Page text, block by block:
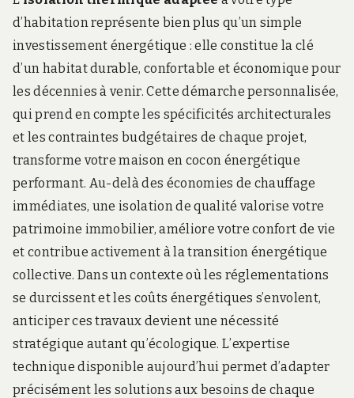
d’habitation représente bien plus qu’un simple
investissement énergétique : elle constitue la clé
d’un habitat durable, confortable et économique pour
les décennies à venir. Cette démarche personnalisée,
qui prend en compte les spécificités architecturales
et les contraintes budgétaires de chaque projet,
transforme votre maison en cocon énergétique
performant. Au-delà des économies de chauffage
immédiates, une isolation de qualité valorise votre
patrimoine immobilier, améliore votre confort de vie
et contribue activement à la transition énergétique
collective. Dans un contexte où les réglementations
se durcissent et les coûts énergétiques s’envolent,
anticiper ces travaux devient une nécessité
stratégique autant qu’écologique. L’expertise
technique disponible aujourd’hui permet d’adapter
précisément les solutions aux besoins de chaque